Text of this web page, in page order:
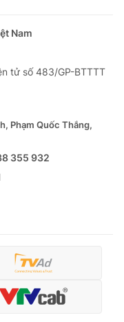
Nam
tử số 483/GP-BTTTT
Phạm Quốc Thắng,
355 932